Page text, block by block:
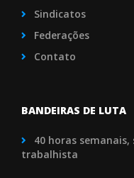
Sindicatos
Federações
Contato
BANDEIRAS DE LUTA
40 horas
trabalhista